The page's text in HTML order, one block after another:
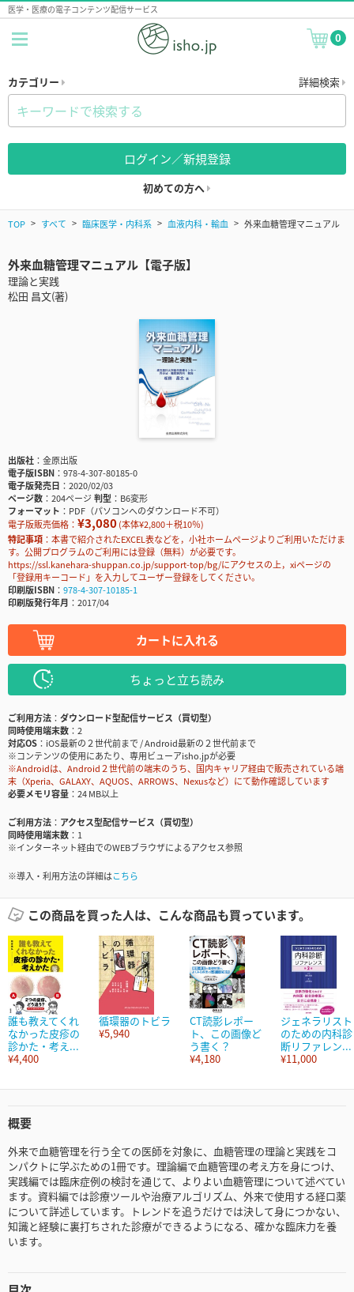
医学・医療の電子コンテンツ配信サービス
0
カテゴリー 詳細検索
ログイン／新規登録
初めての方へ
TOP すべて 臨床医学・内科系 血液内科・輸血 外来血糖管理マニュアル
外来血糖管理マニュアル【電子版】
理論と実践
松田 昌文(著)
出版社
金原出版
電子版ISBN
978-4-307-80185-0
電子版発売日
2020/02/03
ページ数
204ページ判型
B6変形
フォーマット
PDF（パソコンへのダウンロード不可）
電子版販売価格： ¥3,080(本体¥2,800＋税10％)
特記事項
本書で紹介されたEXCEL表などを，小社ホームぺージよりご利用いただけま
す。公開プログラムのご利用には登録（無料）が必要です。
https://ssl.kanehara-shuppan.co.jp/support-top/bg/にアクセスの上，xiページの
「登録用キーコード」を入力してユーザー登録をしてください。
印刷版ISBN
978-4-307-10185-1
印刷版発行年月
2017/04
カートに入れる
ちょっと立ち読み
ご利用方法
ダウンロード型配信サービス（買切型）
同時使用端末数
2
対応OS
iOS最新の２世代前まで / Android最新の２世代前まで
※コンテンツの使用にあたり、専用ビューアisho.jpが必要
※Androidは、Android２世代前の端末のうち、国内キャリア経由で販売されている端
末（Xperia、GALAXY、AQUOS、ARROWS、Nexusなど）にて動作確認しています
必要メモリ容量
24 MB以上
ご利用方法
アクセス型配信サービス（買切型）
同時使用端末数
1
※インターネット経由でのWEBブラウザによるアクセス参照
※導入・利用方法の詳細はこちら
この商品を買った人は、こんな商品も買っています。
誰も教えてくれ
なかった皮疹の
診かた・考え...
¥4,400
循環器のトビラ
¥5,940
CT読影レポー
ト、この画像ど
う書く？
¥4,180
ジェネラリスト
のための内科診
断リファレン...
¥11,000
概要
外来で血糖管理を行う全ての医師を対象に、血糖管理の理論と実践をコ
ンパクトに学ぶための1冊です。理論編で血糖管理の考え方を身につけ、
実践編では臨床症例の検討を通じて、よりよい血糖管理について述べてい
ます。資料編では診療ツールや治療アルゴリズム、外来で使用する経口薬
について詳述しています。トレンドを追うだけでは決して身につかない、
知識と経験に裏打ちされた診療ができるようになる、確かな臨床力を養
います。